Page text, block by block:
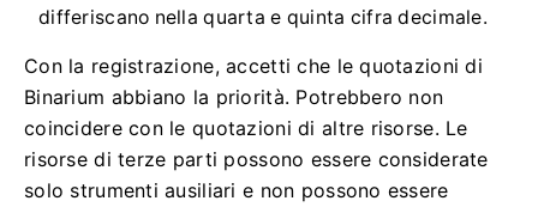
differiscano nella quarta e quinta cifra decimale.
Con la registrazione, accetti che le quotazioni di
Binarium abbiano la priorità. Potrebbero non
coincidere con le quotazioni di altre risorse. Le
risorse di terze parti possono essere considerate
solo strumenti ausiliari e non possono essere